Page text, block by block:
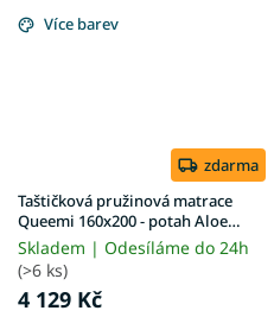
Více barev
zdarma
Taštičková pružinová matrace
Queemi 160x200 - potah Aloe
Vera
Skladem | Odesíláme do 24h
(>6 ks)
4 129 Kč